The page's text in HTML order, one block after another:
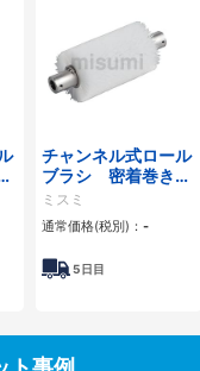
チャンネル式ロール
ブラシ 密着巻きタ
イプ
ミスミ
通常価格(税別)： -
5日目